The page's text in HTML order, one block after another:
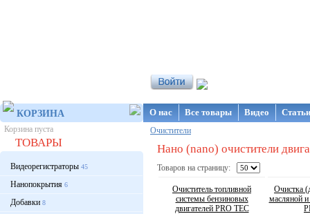
КОРЗИНА
Корзина пуста
ТОВАРЫ
Видеорегистраторы 45
Нанопокрытия 6
Добавки 8
О нас Все товары Видео
Очистители
Нано (nano) очистители
Товаров на страницу:
Очиститель топливной
системы бензиновых
двигателей PRO TEC
Очистка
масляной и